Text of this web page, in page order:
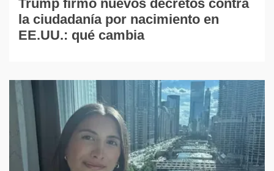
Trump firmó nuevos decretos contra
la ciudadanía por nacimiento en
EE.UU.: qué cambia